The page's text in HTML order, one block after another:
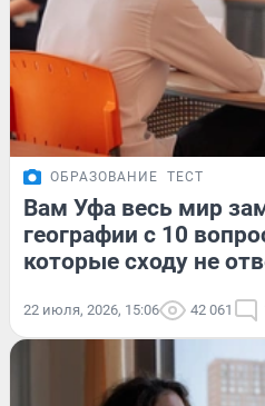
ОБРАЗОВАНИЕ ТЕСТ
Вам Уфа весь мир
географии с 10
которые сходу не
22 июля, 2026, 15:06 42 061